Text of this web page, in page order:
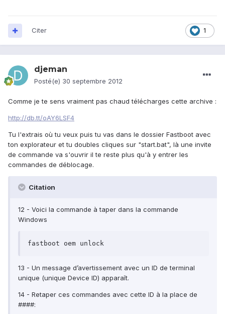
1
Citer
djeman
Posté(e) 30 septembre 2012
Comme je te sens vraiment pas chaud télécharges cette archive :
http://db.tt/oAY6LSF4
Tu l'extrais où tu veux puis tu vas dans le dossier Fastboot avec
ton explorateur et tu doubles cliques sur "start.bat", là une invite
de commande va s'ouvrir il te reste plus qu'à y entrer les
commandes de déblocage.
Citation
12 - Voici la commande à taper dans la commande
Windows
fastboot oem unlock
13 - Un message d’avertissement avec un ID de terminal
unique (unique Device ID) apparaît.
14 - Retaper ces commandes avec cette ID à la place de
####: